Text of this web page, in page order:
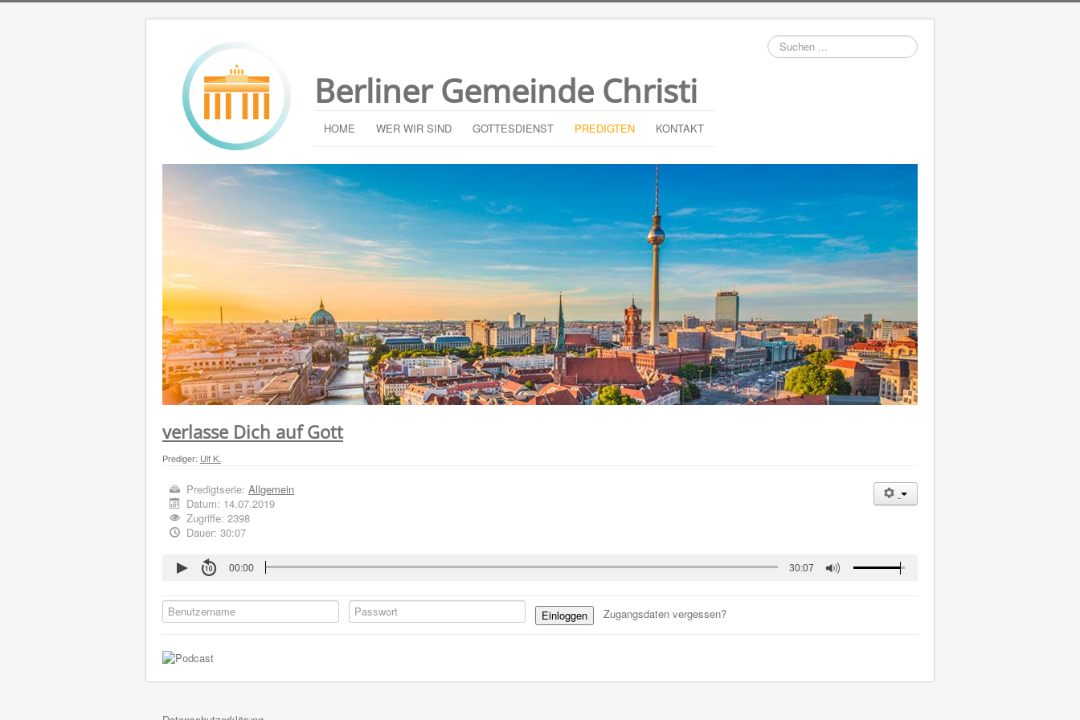
Berliner Gemeinde Christi
Suchen
...
HOME WER WIR SIND GOTTESDIENST PREDIGTEN KONTAKT
verlasse Dich auf Gott
Prediger: Ulf K.
Predigtserie:Allgemein
Datum: 14.07.2019
Zugriffe: 2398
Dauer: 30:07
00:00 30:07
Einloggen Zugangsdaten vergessen?